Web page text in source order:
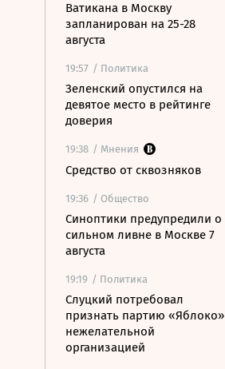
Ватикана в Москву
запланирован на 25-28
августа
19:57 / Политика
Зеленский опустился на
девятое место в рейтинге
доверия
19:38 / Мнения
Средство от сквозняков
19:36 / Общество
Синоптики предупредили о
сильном ливне в Москве 7
августа
19:19 / Политика
Слуцкий потребовал
признать партию «Яблоко»
нежелательной
организацией